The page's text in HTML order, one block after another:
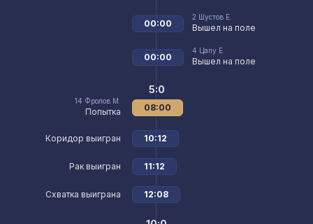
2 Шустов Е.
Вышел на поле
00:00
4 Цапу Е.
Вышел на поле
00:00
14 Фролов М.
Попытка
5:0
08:00
Коридор выигран 10:12
Рак выигран 11:12
Схватка выиграна 12:08